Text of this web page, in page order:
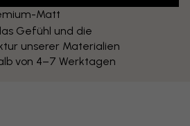
Matt
Gefühl und die
unserer Materialien
von 4–7 Werktagen